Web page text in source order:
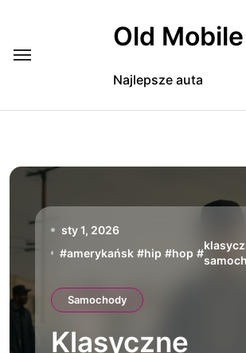
Old Mobile
Najlepsze auta
sty 1, 2026
#amerykańsk #hip #hop #
Samochody
Klasyczne